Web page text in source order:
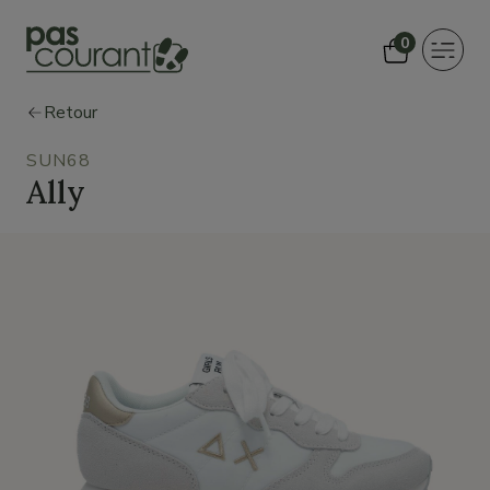
0
Toggle
Retour
SUN68
Ally